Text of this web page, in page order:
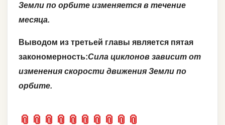
Земли по орбите изменяется в течение
месяца.
Выводом из третьей главы является пятая
закономерность:Сила циклонов зависит от
изменения скорости движения Земли по
орбите.
📎 📎 📎 📎 📎 📎 📎 📎 📎 📎